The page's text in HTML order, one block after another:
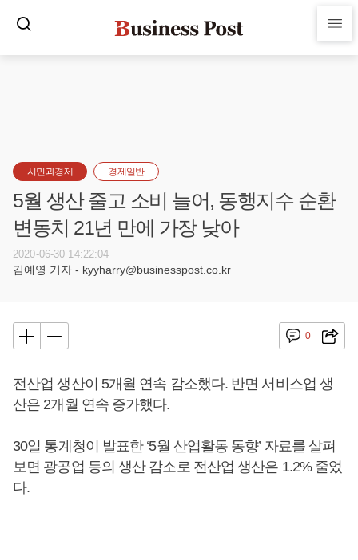
시민과경제 경제일반
5월 생산 줄고 소비 늘어, 동행지수 순환
변동치 21년 만에 가장 낮아
2020-06-30 14:22:04
김예영 기자 - kyyharry@businesspost.co.kr
0
전산업 생산이 5개월 연속 감소했다. 반면 서비스업 생
산은 2개월 연속 증가했다.
30일 통계청이 발표한 ‘5월 산업활동 동향’ 자료를 살펴
보면 광공업 등의 생산 감소로 전산업 생산은 1.2% 줄었
다.